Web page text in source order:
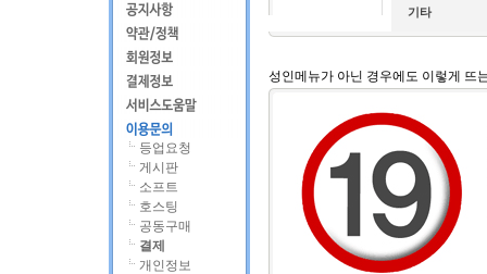
등업요청
게시판
소프트
호스팅
공동구매
결제
개인정보
기타
성인메뉴가 아닌 경우에도 이렇게 뜨